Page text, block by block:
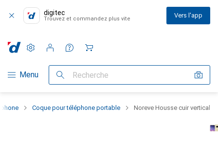
digitec
Trouvez et commandez plus vite Vers l'app
Navigation par catégorie
Menu Recherche
Paramètres
Compte client
Listes de comparaison
Listes d'envies
Panier
Coque pour téléphone portable Noreve Housse cuir vertical